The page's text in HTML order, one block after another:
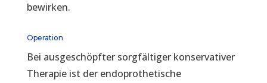
bewirken.
Operation
Bei ausgeschöpfter sorgfältiger konservativer
Therapie ist der endoprothetische